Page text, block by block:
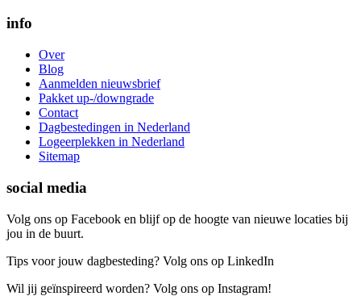
info
Over
Blog
Aanmelden nieuwsbrief
Pakket up-/downgrade
Contact
Dagbestedingen in Nederland
Logeerplekken in Nederland
Sitemap
social media
Volg ons op Facebook en blijf op de hoogte van nieuwe locaties bij
jou in de buurt.
Tips voor jouw dagbesteding? Volg ons op LinkedIn
Wil jij geïnspireerd worden? Volg ons op Instagram!